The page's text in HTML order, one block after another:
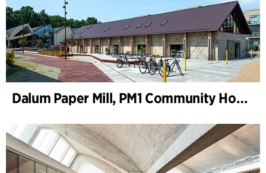
Dalum Paper Mill, PM1 Community House